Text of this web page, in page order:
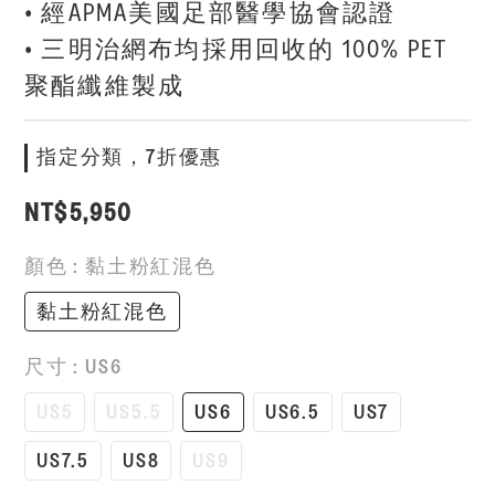
• 經APMA美國足部醫學協會認證
• 三明治網布均採用回收的 100% PET
聚酯纖維製成
指定分類，7折優惠
NT$5,950
顏色: 黏土粉紅混色
黏土粉紅混色
尺寸: US6
US5
US5.5 US6 US6.5
US7
US7.5
US8 US9